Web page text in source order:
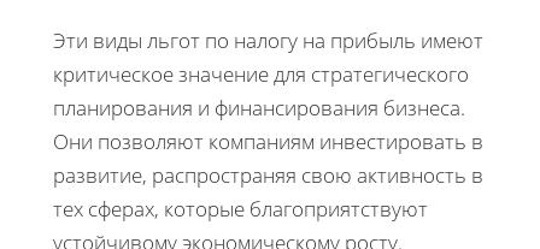
Эти виды льгот по налогу на прибыль имеют
критическое значение для стратегического
планирования и финансирования бизнеса.
Они позволяют компаниям инвестировать в
развитие, распространяя свою активность в
тех сферах, которые благоприятствуют
устойчивому экономическому росту.